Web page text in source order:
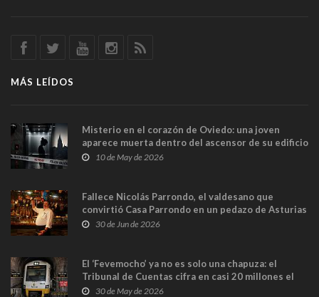
MÁS LEÍDOS
Misterio en el corazón de Oviedo: una joven
aparece muerta dentro del ascensor de su edificio
y las cámaras captan sus últimos minutos
10 de May de 2026
Fallece Nicolás Parrondo, el valdesano que
convirtió Casa Parrondo en un pedazo de Asturias
en Madrid
30 de Jun de 2026
El ‘Fevemocho’ ya no es solo una chapuza: el
Tribunal de Cuentas cifra en casi 20 millones el
sobrecoste de los trenes que no cabían por los
30 de May de 2026